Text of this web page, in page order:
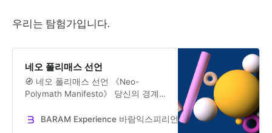
우리는 탐험가입니다.
네오 폴리매스 선언
🧭 네오 폴리매스 선언 《Neo-
Polymath Manifesto》 당신의 경계
리매스인가? 우리는 더 이상 한 분야
BARAM Experience 바람익스피리언스 Dr. Jooseok Oh